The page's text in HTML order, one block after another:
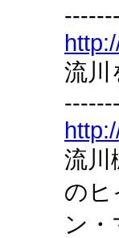
流川
流川
のヒ
ン